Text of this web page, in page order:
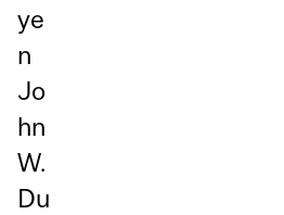
ye
n
Jo
hn
W.
Du